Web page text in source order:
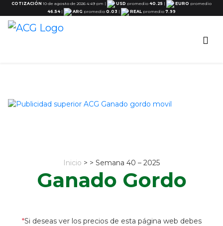
COTIZACIÓN 10 de agosto de 2026 4:49 pm | USD promedio 40.25 | EURO promedio
46.54 | ARG promedio 0.03 | REAL promedio 7.99
Inicio > > Semana 40 – 2025
Ganado Gordo
*Si deseas ver los precios de esta página web debes